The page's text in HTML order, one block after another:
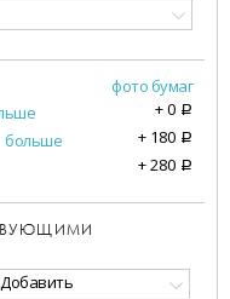
фото бумаг
+0 a
больше + 180 a
+280 a
Добавить